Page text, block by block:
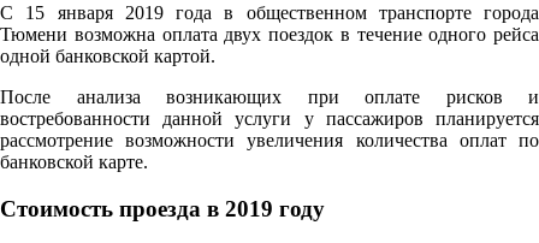
С 15 января 2019 года в общественном транспорте города
Тюмени возможна оплата двух поездок в течение одного рейса
одной банковской картой.
После анализа возникающих при оплате рисков и
востребованности данной услуги у пассажиров планируется
рассмотрение возможности увеличения количества оплат по
банковской карте.
Стоимость проезда в 2019 году